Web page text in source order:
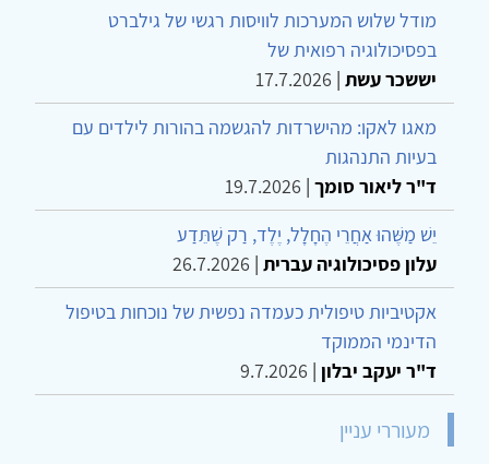
מודל שלוש המערכות לוויסות רגשי של גילברט
בפסיכולוגיה רפואית של
יששכר עשת |
17.7.2026
מאגו לאקו: מהישרדות להגשמה בהורות לילדים עם
בעיות התנהגות
ד"ר ליאור סומך |
19.7.2026
יֵשׁ מַשֶּׁהוּ אַחֲרֵי הֶחָלָל, יֶלֶד, רַק שֶׁתֵּדַע
עלון פסיכולוגיה עברית |
26.7.2026
אקטיביות טיפולית כעמדה נפשית של נוכחות בטיפול
הדינמי הממוקד
ד"ר יעקב יבלון |
9.7.2026
מעוררי עניין